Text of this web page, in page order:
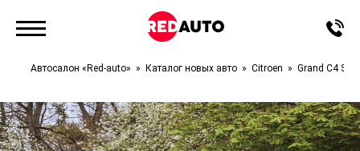
Автосалон «Red-auto» Каталог новых авто Citroen Grand C4